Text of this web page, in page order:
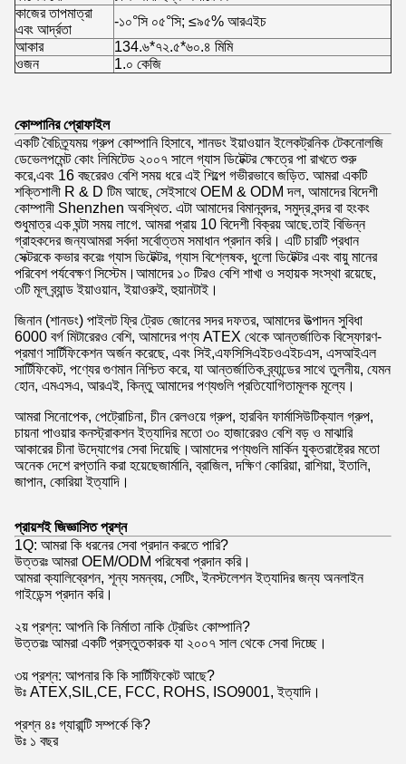
কাজের তাপমাত্রা
এবং আর্দ্রতা
-১০°সি ০৫°সি; ≤৯৫% আরএইচ
আকার
134.৬*৭২.৫*৬০.৪ মিমি
ওজন
1.০ কেজি
কোম্পানির প্রোফাইল
একটি বৈচিত্র্যময় গ্রুপ কোম্পানি হিসাবে, শানডং ইয়াওয়ান ইলেকট্রনিক টেকনোলজি
ডেভেলপমেন্ট কোং লিমিটেড ২০০৭ সালে গ্যাস ডিটেক্টর ক্ষেত্রে পা রাখতে শুরু
করে,এবং 16 বছরেরও বেশি সময় ধরে এই শিল্পে গভীরভাবে জড়িত. আমরা একটি
শক্তিশালী R & D টিম আছে, সেইসাথে OEM & ODM দল, আমাদের বিদেশী
কোম্পানী Shenzhen অবস্থিত. এটা আমাদের বিমানবন্দর, সমুদ্র বন্দর বা হংকং
শুধুমাত্র এক ঘন্টা সময় লাগে. আমরা প্রায় 10 বিদেশী বিক্রয় আছে.তাই বিভিন্ন
গ্রাহকদের জন্যআমরা সর্বদা সর্বোত্তম সমাধান প্রদান করি। এটি চারটি প্রধান
সেক্টরকে কভার করেঃ গ্যাস ডিটেক্টর, গ্যাস বিশ্লেষক, ধুলো ডিটেক্টর এবং বায়ু মানের
পরিবেশ পর্যবেক্ষণ সিস্টেম।আমাদের ১০ টিরও বেশি শাখা ও সহায়ক সংস্থা রয়েছে,
৩টি মূল ব্র্যান্ড ইয়াওয়ান, ইয়াওরুই, হুয়ানটাই।
জিনান (শানডং) পাইলট ফ্রি ট্রেড জোনের সদর দফতর, আমাদের উত্পাদন সুবিধা
6000 বর্গ মিটারেরও বেশি, আমাদের পণ্য ATEX থেকে আন্তর্জাতিক বিস্ফোরণ-
প্রমাণ সার্টিফিকেশন অর্জন করেছে, এবং সিই,এফসিসিএইচওএইচএস, এসআইএল
সার্টিফিকেট, পণ্যের গুণমান নিশ্চিত করে, যা আন্তর্জাতিক ব্র্যান্ডের সাথে তুলনীয়, যেমন
হোন, এমএসএ, আরএই, কিন্তু আমাদের পণ্যগুলি প্রতিযোগিতামূলক মূল্যে।
আমরা সিনোপেক, পেট্রোচিনা, চীন রেলওয়ে গ্রুপ, হারবিন ফার্মাসিউটিক্যাল গ্রুপ,
চায়না পাওয়ার কনস্ট্রাকশন ইত্যাদির মতো ৩০ হাজারেরও বেশি বড় ও মাঝারি
আকারের চীনা উদ্যোগের সেবা দিয়েছি।আমাদের পণ্যগুলি মার্কিন যুক্তরাষ্ট্রের মতো
অনেক দেশে রপ্তানি করা হয়েছেজার্মানি, ব্রাজিল, দক্ষিণ কোরিয়া, রাশিয়া, ইতালি,
জাপান, কোরিয়া ইত্যাদি।
প্রায়শই জিজ্ঞাসিত প্রশ্ন
1Q: আমরা কি ধরনের সেবা প্রদান করতে পারি?
উত্তরঃ আমরা OEM/ODM পরিষেবা প্রদান করি।
আমরা ক্যালিব্রেশন, শূন্য সমন্বয়, সেটিং, ইনস্টলেশন ইত্যাদির জন্য অনলাইন
গাইডেন্স প্রদান করি।
২য় প্রশ্ন: আপনি কি নির্মাতা নাকি ট্রেডিং কোম্পানি?
উত্তরঃ আমরা একটি প্রস্তুতকারক যা ২০০৭ সাল থেকে সেবা দিচ্ছে।
৩য় প্রশ্ন: আপনার কি কি সার্টিফিকেট আছে?
উঃ ATEX,SIL,CE, FCC, ROHS, ISO9001, ইত্যাদি।
প্রশ্ন ৪ঃ গ্যারান্টি সম্পর্কে কি?
উঃ ১ বছর